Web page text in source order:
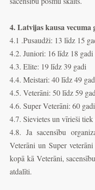
4. Latvijas kausa vecuma
4.1 .Pusaudži: 13 līdz 15
4.2. Juniori: 16 līdz 18 gadi
4.3. Elite: 19 līdz 39 gadi
4.4. Meistari: 40 līdz 49
4.5. Veterāni: 50 līdz 59
4.6. Super Veterāni: 60
4.7. Sievietes un vīrieši
4.8. Ja sacensību
Veterāni un Super
kopā kā Veterāni,
atdalīti.